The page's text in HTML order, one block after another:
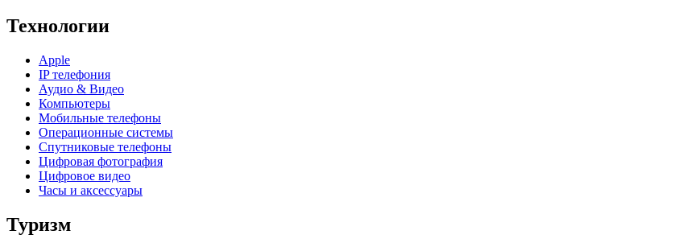
Технологии
Apple
IP телефония
Аудио & Видео
Компьютеры
Мобильные телефоны
Операционные системы
Спутниковые телефоны
Цифровая фотография
Цифровое видео
Часы и аксессуары
Туризм